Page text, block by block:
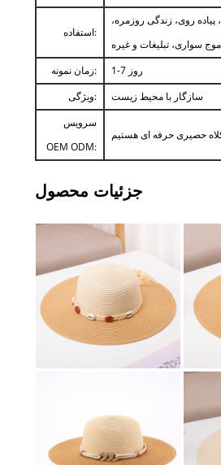
استفاده:
روی، زندگی روزمره،
موج سواری، تبلیغات و غیره
زمان نمونه:
1-7 روز
ویژگی:
سازگار با محیط زیست
سرویس
OEM ODM:
کلاه حصیری حرفه ای هستیم
جزئیات محصول